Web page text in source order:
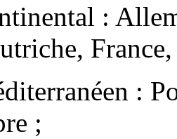
:
France,
:
;